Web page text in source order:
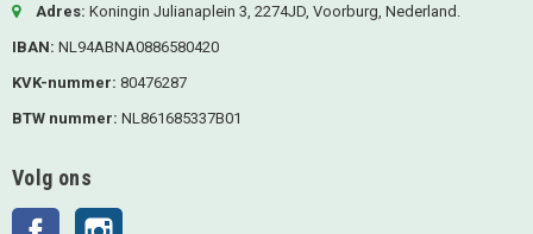
Adres: Koningin Julianaplein 3, 2274JD, Voorburg, Nederland.
IBAN: NL94ABNA0886580420
KVK-nummer: 80476287
BTW nummer: NL861685337B01
Volg ons
Facebook